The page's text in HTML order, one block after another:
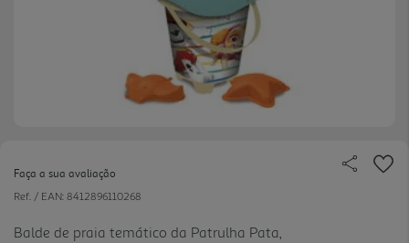
Faça a sua avaliação
Ref. / EAN: 8412896110268
Balde de praia temático da Patrulha Pata,